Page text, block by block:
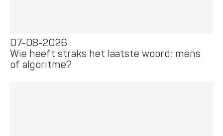
07-08-2026
Wie heeft straks het laatste woord: mens
of algoritme?